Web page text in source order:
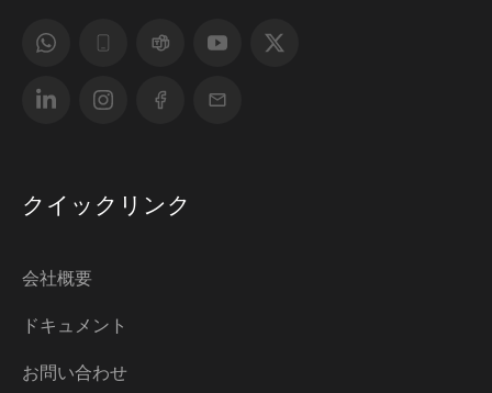
クイックリンク
会社概要
ドキュメント
お問い合わせ